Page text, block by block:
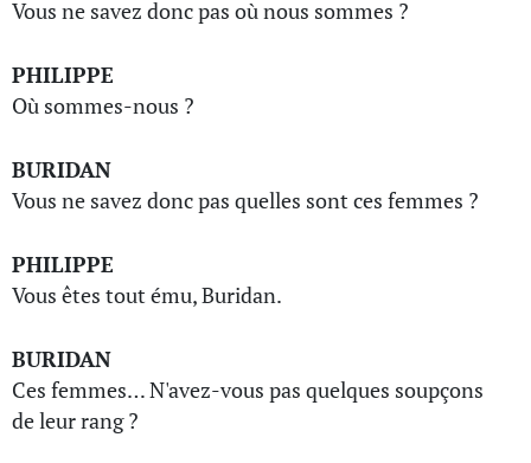
Vous ne savez donc pas où nous sommes ?
PHILIPPE
Où sommes-nous ?
BURIDAN
Vous ne savez donc pas quelles sont ces femmes ?
PHILIPPE
Vous êtes tout ému, Buridan.
BURIDAN
Ces femmes… N'avez-vous pas quelques soupçons
de leur rang ?